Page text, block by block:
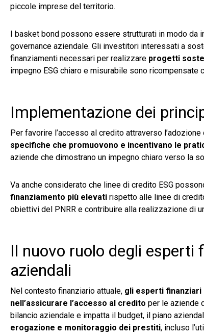
piccole imprese del territorio.
I basket bond possono essere strutturati in modo
governance aziendale. Gli investitori interessati a
finanziamenti necessari per realizzare progetti
impegno ESG chiaro e misurabile sono
Implementazione dei
Per favorire l’accesso al credito attraverso
specifiche che promuovono e incentivano le
aziende che dimostrano un impegno chiaro verso la
Va anche considerato che linee di credito ESG
finanziamento più elevati rispetto alle linee di
obiettivi del PNRR e contribuire alla realizzazione di
Il nuovo ruolo degli esperti
aziendali
Nel contesto finanziario attuale, gli esperti finanziari
nell’assicurare l’accesso al credito per le aziende
bilancio aziendale e impatta il budget, il piano
erogazione e monitoraggio dei prestiti, incluso